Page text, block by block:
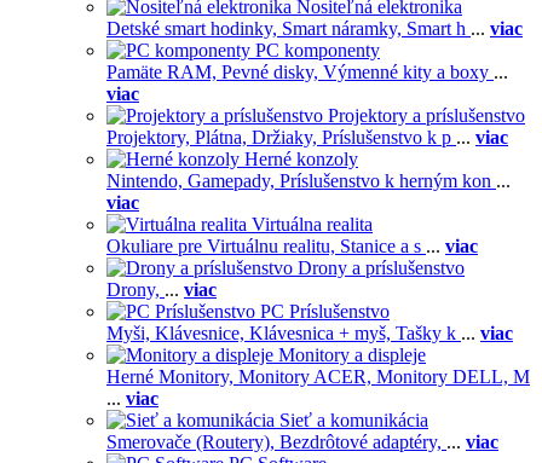
Nositeľná elektronika
Detské smart hodinky, Smart náramky, Smart h ... viac
PC komponenty
Pamäte RAM, Pevné disky, Výmenné kity a boxy ...
viac
Projektory a príslušenstvo
Projektory, Plátna, Držiaky, Príslušenstvo k p ... viac
Herné konzoly
Nintendo, Gamepady, Príslušenstvo k herným kon ...
viac
Virtuálna realita
Okuliare pre Virtuálnu realitu, Stanice a s ... viac
Drony a príslušenstvo
Drony, ... viac
PC Príslušenstvo
Myši, Klávesnice, Klávesnica + myš, Tašky k ... viac
Monitory a displeje
Herné Monitory, Monitory ACER, Monitory DELL, M
... viac
Sieť a komunikácia
Smerovače (Routery), Bezdrôtové adaptéry, ... viac